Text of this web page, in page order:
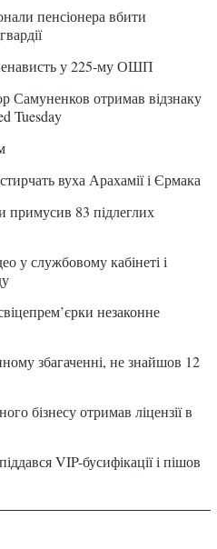
пенсіонера вбити
у 225-му ОШП
Самуненков отримав відзнаку
Tuesday
вуха Арахамії і Єрмака
примусив 83 підлеглих
у службовому кабінеті і
незаконне
збагаченні, не знайшов 12
бізнесу отримав ліцензії в
VIP-бусифікації і пішов